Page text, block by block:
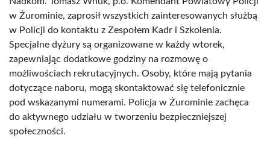
w Żurominie, zaprosił wszystkich zainteresowanych służbą
w Policji do kontaktu z Zespołem Kadr i Szkolenia.
Specjalne dyżury są organizowane w każdy wtorek,
zapewniając dodatkowe godziny na rozmowę o
możliwościach rekrutacyjnych. Osoby, które mają pytania
dotyczące naboru, mogą skontaktować się telefonicznie
pod wskazanymi numerami. Policja w Żurominie zachęca
do aktywnego udziału w tworzeniu bezpieczniejszej
społeczności.